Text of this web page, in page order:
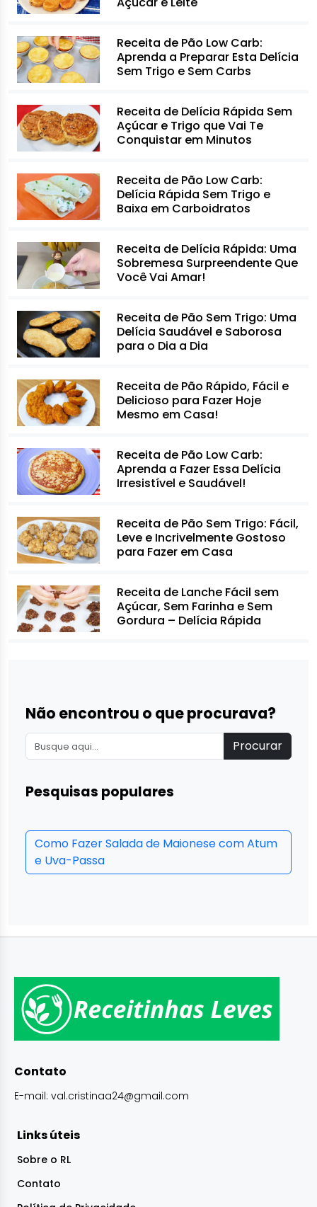
Receita de Pão Low Carb:
Aprenda a Preparar Esta Delícia
Sem Trigo e Sem Carbs
Receita de Delícia Rápida Sem
Açúcar e Trigo que Vai Te
Conquistar em Minutos
Receita de Pão Low Carb:
Delícia Rápida Sem Trigo e
Baixa em Carboidratos
Receita de Delícia Rápida: Uma
Sobremesa Surpreendente Que
Você Vai Amar!
Receita de Pão Sem Trigo: Uma
Delícia Saudável e Saborosa
para o Dia a Dia
Receita de Pão Rápido, Fácil e
Delicioso para Fazer Hoje
Mesmo em Casa!
Receita de Pão Low Carb:
Aprenda a Fazer Essa Delícia
Irresistível e Saudável!
Receita de Pão Sem Trigo: Fácil,
Leve e Incrivelmente Gostoso
para Fazer em Casa
Receita de Lanche Fácil sem
Açúcar, Sem Farinha e Sem
Gordura – Delícia Rápida
Não encontrou o que procurava?
Procurar
Pesquisas populares
Como Fazer Salada de Maionese com Atum
e Uva-Passa
Contato
E-mail: val.cristinaa24@gmail.com
Links úteis
Sobre o RL
Contato